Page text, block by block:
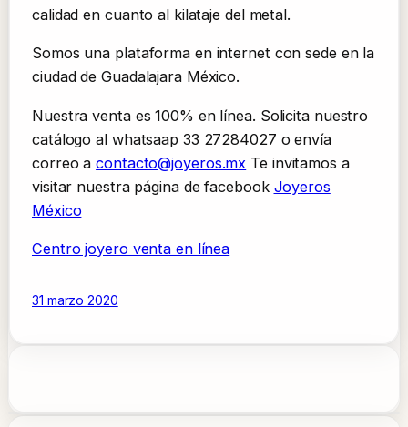
calidad en cuanto al kilataje del metal.
Somos una plataforma en internet con sede en la
ciudad de Guadalajara México.
Nuestra venta es 100% en línea. Solicita nuestro
catálogo al whatsaap 33 27284027 o envía
correo acontacto@joyeros.mx Te invitamos a
visitar nuestra página de facebook Joyeros
México
Centro joyero venta en línea
31 marzo 2020